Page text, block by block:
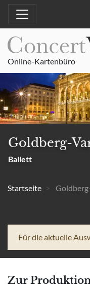
Online-Kartenbüro
Goldberg-
Ballett
Startseite
Für die aktuelle
Zur